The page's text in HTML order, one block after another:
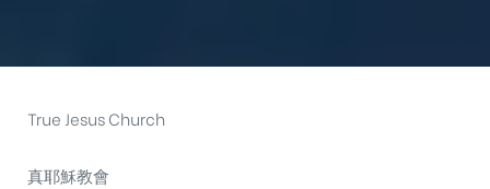
True Jesus Church
真耶穌教會